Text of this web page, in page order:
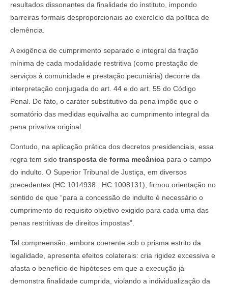
resultados dissonantes da finalidade do instituto, impondo
barreiras formais desproporcionais ao exercício da política de
clemência.
A exigência de cumprimento separado e integral da fração
mínima de cada modalidade restritiva (como prestação de
serviços à comunidade e prestação pecuniária) decorre da
interpretação conjugada do art. 44 e do art. 55 do Código
Penal. De fato, o caráter substitutivo da pena impõe que o
somatório das medidas equivalha ao cumprimento integral da
pena privativa original.
Contudo, na aplicação prática dos decretos presidenciais, essa
regra tem sido transposta de forma mecânica para o campo
do indulto. O Superior Tribunal de Justiça, em diversos
precedentes (HC 1014938 ; HC 1008131), firmou orientação no
sentido de que “para a concessão de indulto é necessário o
cumprimento do requisito objetivo exigido para cada uma das
penas restritivas de direitos impostas”.
Tal compreensão, embora coerente sob o prisma estrito da
legalidade, apresenta efeitos colaterais: cria rigidez excessiva e
afasta o benefício de hipóteses em que a execução já
demonstra finalidade cumprida, violando a individualização da